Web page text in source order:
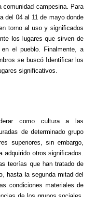
campesina. Para
del 04 al 11 de mayo donde
torno al uso y significados
los lugares que sirven de
el pueblo. Finalmente, a
se buscó Identificar los
significativos.
como cultura a las
de determinado grupo
superiores, sin embargo,
otros significados.
teorías que han tratado de
hasta la segunda mitad del
condiciones materiales de